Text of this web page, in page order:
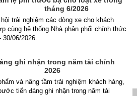
tháng 6/2026
trải nghiệm các dòng xe cho khách
cùng hệ thống Nhà phân phối chính thức
06/2026.
ghi nhận trong năm tài chính
2026
và nâng tầm trải nghiệm khách hàng,
tiến đáng ghi nhận trong năm tài